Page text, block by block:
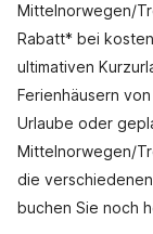
Mittelnorwegen/
Rabatt* bei
ultimativen
Ferienhäusern
Urlaube oder
Mittelnorwegen/
die
buchen Sie noch